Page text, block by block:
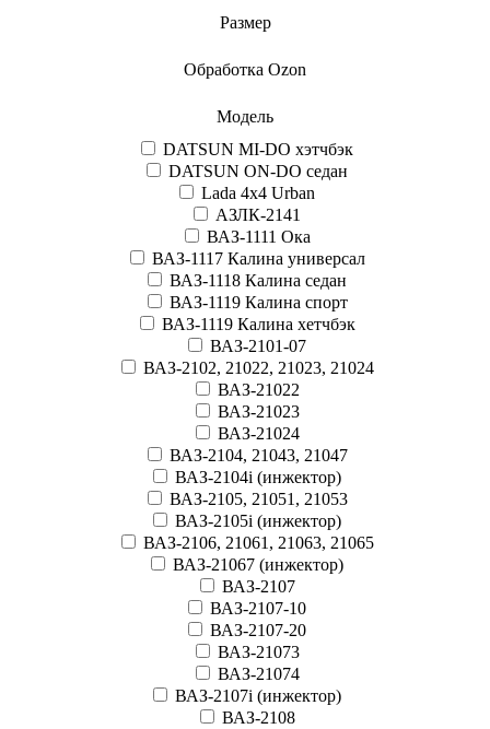
Размер
Обработка Ozon
Модель
DATSUN MI-DO хэтчбэк
DATSUN ON-DO седан
Lada 4x4 Urban
АЗЛК-2141
ВАЗ-1111 Ока
ВАЗ-1117 Калина универсал
ВАЗ-1118 Калина седан
ВАЗ-1119 Калина спорт
ВАЗ-1119 Калина хетчбэк
ВАЗ-2101-07
ВАЗ-2102, 21022, 21023, 21024
ВАЗ-21022
ВАЗ-21023
ВАЗ-21024
ВАЗ-2104, 21043, 21047
ВАЗ-2104i (инжектор)
ВАЗ-2105, 21051, 21053
ВАЗ-2105i (инжектор)
ВАЗ-2106, 21061, 21063, 21065
ВАЗ-21067 (инжектор)
ВАЗ-2107
ВАЗ-2107-10
ВАЗ-2107-20
ВАЗ-21073
ВАЗ-21074
ВАЗ-2107i (инжектор)
ВАЗ-2108